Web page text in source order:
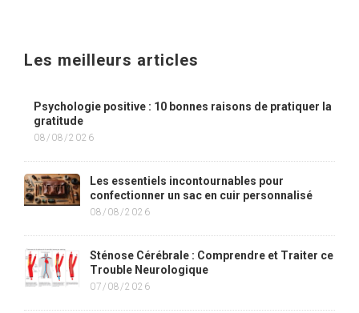
Les meilleurs articles
Psychologie positive : 10 bonnes raisons de pratiquer la
gratitude
08/08/2026
Les essentiels incontournables pour
confectionner un sac en cuir personnalisé
08/08/2026
Sténose Cérébrale : Comprendre et Traiter ce
Trouble Neurologique
07/08/2026